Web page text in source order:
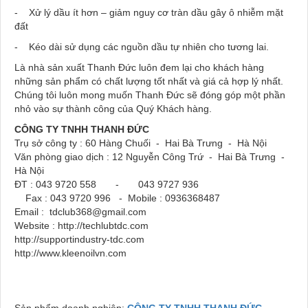
- Xử lý dầu ít hơn – giảm nguy cơ tràn dầu gây ô nhiễm mặt
đất
- Kéo dài sử dụng các nguồn dầu tự nhiên cho tương lai.
Là nhà sản xuất Thanh Đức luôn đem lại cho khách hàng
những sản phẩm có chất lượng tốt nhất và giá cả hợp lý nhất.
Chúng tôi luôn mong muốn Thanh Đức sẽ đóng góp một phần
nhỏ vào sự thành công của Quý Khách hàng.
CÔNG TY TNHH THANH ĐỨC
Trụ sở công ty : 60 Hàng Chuối - Hai Bà Trưng - Hà Nội
Văn phòng giao dịch : 12 Nguyễn Công Trứ - Hai Bà Trưng -
Hà Nội
ĐT : 043 9720 558 - 043 9727 936
Fax : 043 9720 996 - Mobile : 0936368487
Email : tdclub368@gmail.com
Website : http://techlubtdc.com
http://supportindustry-tdc.com
http://www.kleenoilvn.com